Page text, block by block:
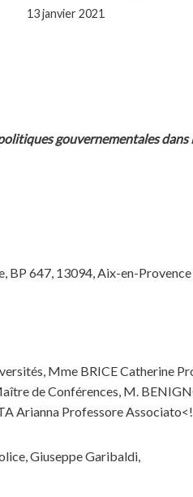
13 janvier 2021
gouvernementales
BP 647, 13094, Aix-en-
Mme BRICE Catherine
de Conférences, M.
Arianna Professore
Giuseppe Garibaldi,